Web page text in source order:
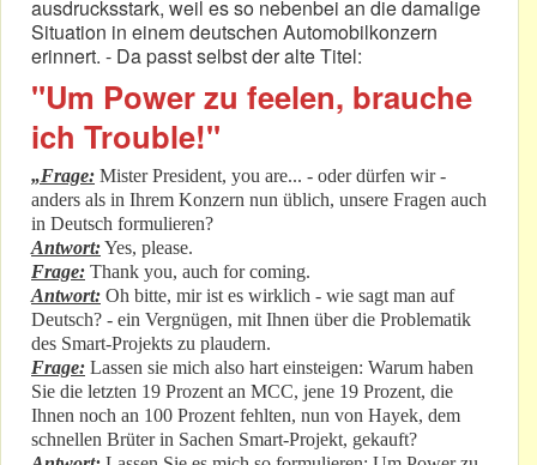
ausdrucksstark, weil es so nebenbei an die damalige
Situation in einem deutschen Automobilkonzern
erinnert. - Da passt selbst der alte Titel:
"Um Power zu feelen, brauche
ich Trouble!"
„Frage: Mister President, you are... - oder dürfen wir -
anders als in Ihrem Konzern nun üblich, unsere Fragen auch
in Deutsch formulieren?
Antwort:Yes, please.
Frage: Thank you, auch for coming.
Antwort: Oh bitte, mir ist es wirklich - wie sagt man auf
Deutsch? - ein Vergnügen, mit Ihnen über die Problematik
des Smart-Projekts zu plaudern.
Frage: Lassen sie mich also hart einsteigen: Warum haben
Sie die letzten 19 Prozent an MCC, jene 19 Prozent, die
Ihnen noch an 100 Prozent fehlten, nun von Hayek, dem
schnellen Brüter in Sachen Smart-Projekt, gekauft?